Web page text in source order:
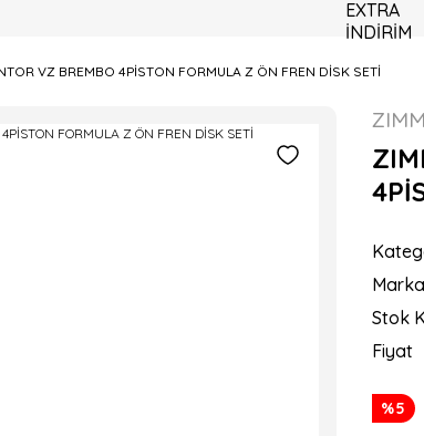
VZ BREMBO 4PİSTON FORMULA Z ÖN FREN DİSK SETİ
Marka
Stok
Fiyat
%5